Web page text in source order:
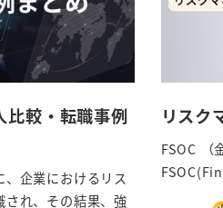
比較・転職事例
、企業におけるリス
され、その結果、強
リスク
FSOC （